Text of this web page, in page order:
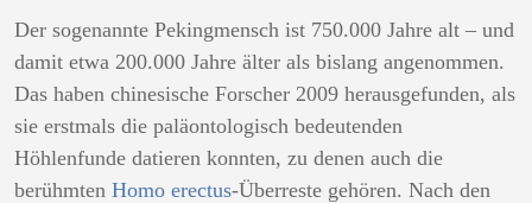
Der sogenannte Pekingmensch ist 750.000 Jahre alt – und
damit etwa 200.000 Jahre älter als bislang angenommen.
Das haben chinesische Forscher 2009 herausgefunden, als
sie erstmals die paläontologisch bedeutenden
Höhlenfunde datieren konnten, zu denen auch die
berühmten Homo erectus-Überreste gehören. Nach den